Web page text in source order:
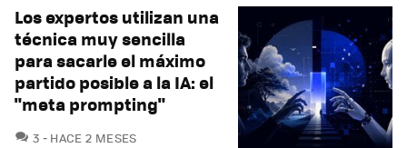
Los expertos utilizan una
técnica muy sencilla
para sacarle el máximo
partido posible a la IA: el
"meta prompting"
3 COMENTARIOS
HACE 2 MESES